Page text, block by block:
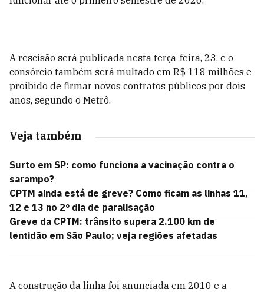
A rescisão será publicada nesta terça-feira, 23, e o
consórcio também será multado em R$ 118 milhões e
proibido de firmar novos contratos públicos por dois
anos, segundo o Metrô.
Veja também
Surto em SP: como funciona a vacinação contra o
sarampo?
CPTM ainda está de greve? Como ficam as linhas 11,
12 e 13 no 2º dia de paralisação
Greve da CPTM: trânsito supera 2.100 km de
lentidão em São Paulo; veja regiões afetadas
A construção da linha foi anunciada em 2010 e a